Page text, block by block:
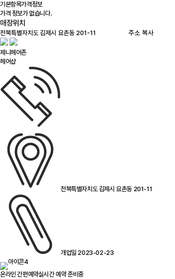
기본항목가격정보
가격 정보가 없습니다.
매장위치
주소 복사
제니헤어존
헤어샵
전북특별자치도 김제시 요촌동 201-11
개업일 2023-02-23
온라인 간편예약실시간 예약 준비중